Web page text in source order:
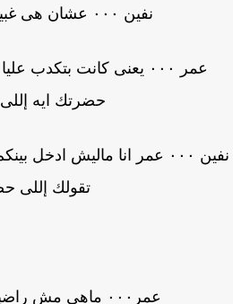
نفين ٠٠٠ عشان هى غبيه . و عنيده..
عمر ٠٠٠ يعنى كانت بتكدب
حضرتك ايه إللى
نفين ٠٠٠ عمر انا ماليش ادخل
تقولك إللى
عمر٠٠٠ ماهى مش راضيه تقولى حاجة